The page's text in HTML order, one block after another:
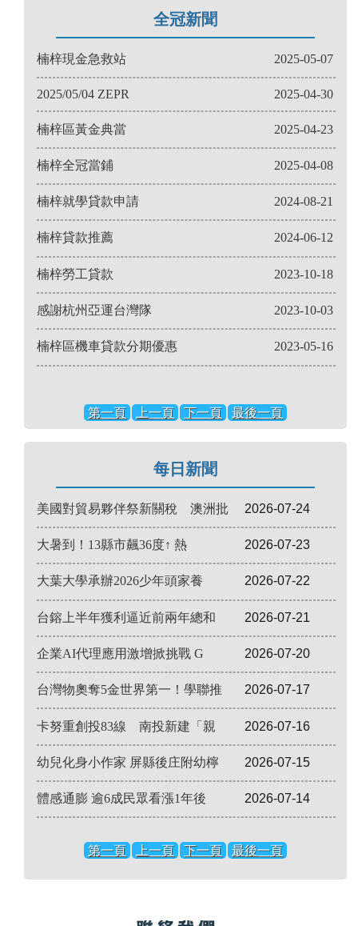
全冠新聞
楠梓現金急救站 2025-05-07
2025/05/04 ZEPR 2025-04-30
楠梓區黃金典當 2025-04-23
楠梓全冠當鋪 2025-04-08
楠梓就學貸款申請 2024-08-21
楠梓貸款推薦 2024-06-12
楠梓勞工貸款 2023-10-18
感謝杭州亞運台灣隊 2023-10-03
楠梓區機車貸款分期優惠 2023-05-16
第一頁 上一頁 下一頁 最後一頁
每日新聞
美國對貿易夥伴祭新關稅 澳洲批 2026-07-24
大暑到！13縣市飆36度↑ 熱 2026-07-23
大葉大學承辦2026少年頭家養 2026-07-22
台鎔上半年獲利逼近前兩年總和 2026-07-21
企業AI代理應用激增掀挑戰 G 2026-07-20
台灣物奧奪5金世界第一！學聯推 2026-07-17
卡努重創投83線 南投新建「親 2026-07-16
幼兒化身小作家 屏縣後庄附幼檸 2026-07-15
體感通膨 逾6成民眾看漲1年後 2026-07-14
第一頁 上一頁 下一頁 最後一頁